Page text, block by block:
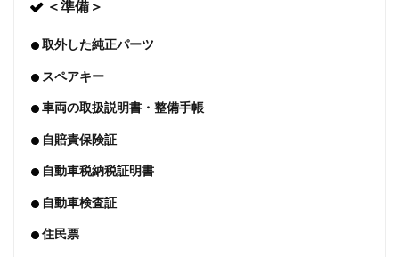
＜準備＞
取外した純正パーツ
スペアキー
車両の取扱説明書・整備手帳
自賠責保険証
自動車税納税証明書
自動車検査証
住民票